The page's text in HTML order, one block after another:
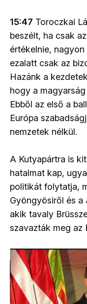
15:47 Toroczkai
beszélt, ha csak
értékelnie,
ezalatt csak az
Hazánk a
hogy a
Ebből az első a
Európa
nemzetek nélkül.
A Kutyapártra is
hatalmat kap,
politikát folytatja,
Gyöngyösiről és a
akik tavaly
szavazták meg az